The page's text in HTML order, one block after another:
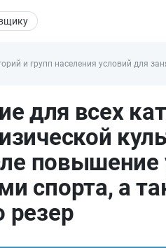
и групп населения условий
для всех
повышение
спорта, а
резер